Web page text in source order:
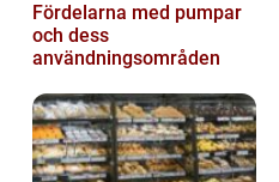
Fördelarna med pumpar
och dess
användningsområden